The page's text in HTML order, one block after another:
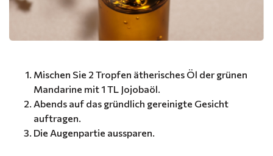
Mischen Sie 2 Tropfen ätherisches Öl der grünen
Mandarine mit 1 TL Jojobaöl.
Abends auf das gründlich gereinigte Gesicht
auftragen.
Die Augenpartie aussparen.